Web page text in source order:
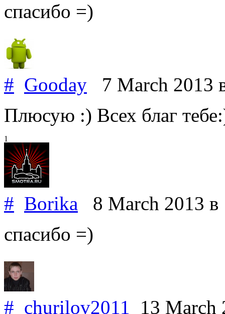
спасибо =)
# Gooday 7 March 2013
Плюсую :) Всех благ
1
# Borika 8 March 2013 в
спасибо =)
# churilov2011 13 March